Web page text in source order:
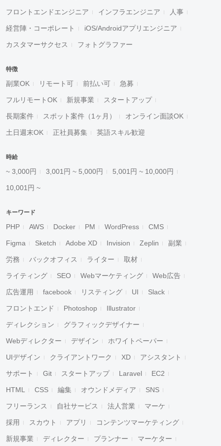
フロントエンドエンジニア インフラエンジニア 人事
経営陣・コーポレート iOS/Androidアプリエンジニア
カスタマーサクセス フォトグラファー
特徴
副業OK リモート可 前払い可 急募
フルリモートOK 新規事業 スタートアップ
長期案件 スポット案件（1ヶ月） オンライン面談OK
土日週末OK 正社員募集 英語スキル歓迎
時給
~ 3,000円 3,001円 ~ 5,000円 5,001円 ~ 10,000円
10,001円 ~
キーワード
PHP AWS Docker PM WordPress CMS
Figma Sketch Adobe XD Invision Zeplin 副業
労務 バックオフィス ライター 取材
ライティング SEO Webマーケティング Web広告
広告運用 facebook リスティング UI Slack
フロントエンド Photoshop Illustrator
ディレクション グラフィックデザイナー
Webディレクター デザイン ホワイトペーパー
UIデザイン クライアントワーク XD アシスタント
サポート Git スタートアップ Laravel EC2
HTML CSS 編集 オウンドメディア SNS
フリーランス 自社サービス 法人営業 マーケ
採用 スカウト アプリ コンテンツマーケティング
新規事業 ディレクター プランナー マーケター